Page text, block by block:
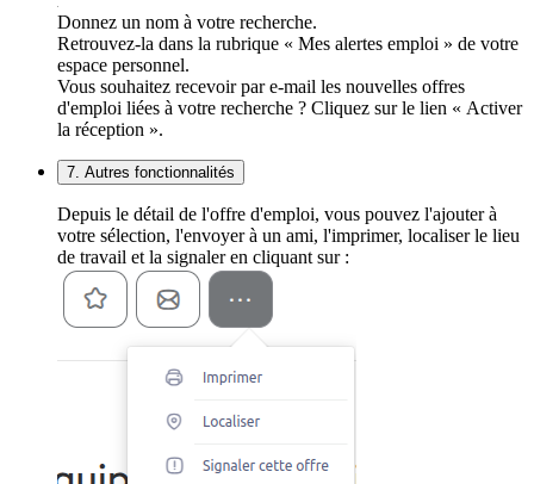
Donnez un nom à votre recherche.
Retrouvez-la dans la rubrique « Mes alertes emploi » de votre
espace personnel.
Vous souhaitez recevoir par e-mail les nouvelles offres
d'emploi liées à votre recherche ? Cliquez sur le lien « Activer
la réception ».
7. Autres fonctionnalités
Depuis le détail de l'offre d'emploi, vous pouvez l'ajouter à
votre sélection, l'envoyer à un ami, l'imprimer, localiser le lieu
de travail et la signaler en cliquant sur :